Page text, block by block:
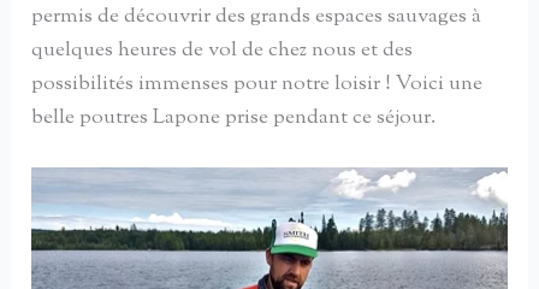
permis de découvrir des grands espaces sauvages à
quelques heures de vol de chez nous et des
possibilités immenses pour notre loisir ! Voici une
belle poutres Lapone prise pendant ce séjour.